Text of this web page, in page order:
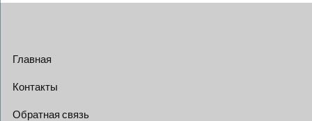
Главная
Контакты
Обратная связь